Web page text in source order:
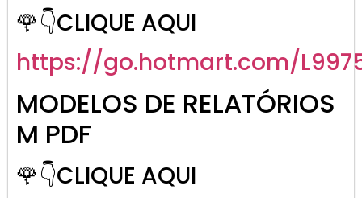
🌹👇CLIQUE AQUI
https://go.hotmart.com/
MODELOS DE RELATÓRIOS
M PDF
🌹👇CLIQUE AQUI